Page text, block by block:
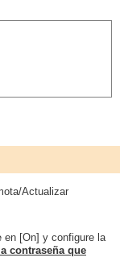
Actualizar
en [On] y configure la
contraseña que